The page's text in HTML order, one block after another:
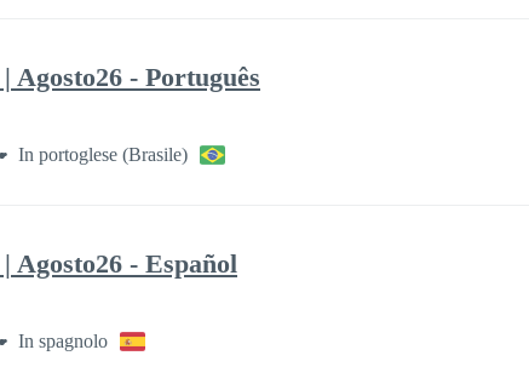
- Português
In portoglese (Brasile)
- Español
In spagnolo